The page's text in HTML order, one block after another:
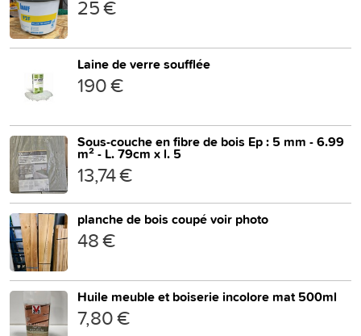
25 €
Laine de verre soufflée
190 €
Sous-couche en fibre de bois Ep : 5 mm - 6.99
m² - L. 79cm x l. 5
13,74 €
planche de bois coupé voir photo
48 €
Huile meuble et boiserie incolore mat 500ml
7,80 €